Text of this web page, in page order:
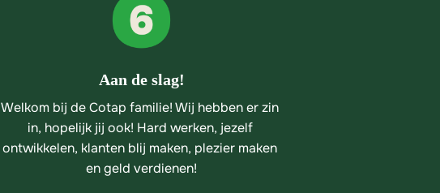
Aan de slag!
Welkom bij de Cotap familie! Wij hebben er zin
in, hopelijk jij ook! Hard werken, jezelf
ontwikkelen, klanten blij maken, plezier maken
en geld verdienen!